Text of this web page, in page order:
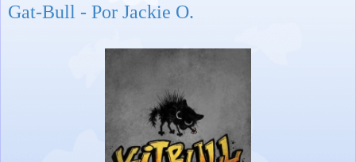
Gat-Bull - Por Jackie O.